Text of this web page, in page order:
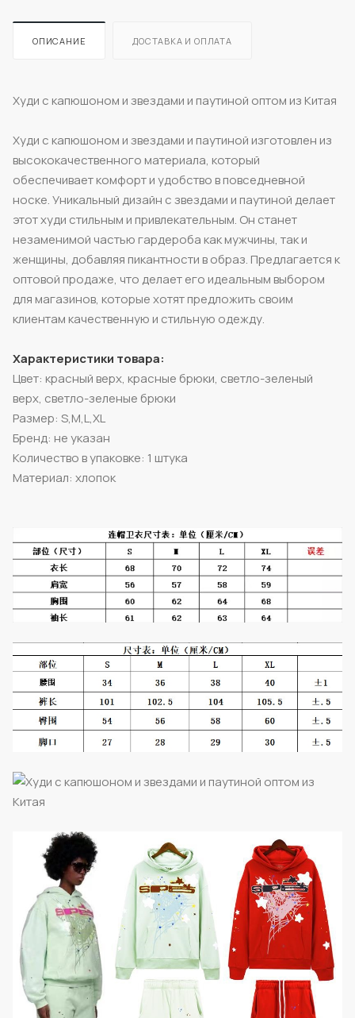
ОПИСАНИЕ ДОСТАВКА И ОПЛАТА
Худи с капюшоном и звездами и паутиной оптом из Китая
Худи с капюшоном и звездами и паутиной изготовлен из
высококачественного материала, который
обеспечивает комфорт и удобство в повседневной
носке. Уникальный дизайн с звездами и паутиной делает
этот худи стильным и привлекательным. Он станет
незаменимой частью гардероба как мужчины, так и
женщины, добавляя пикантности в образ. Предлагается к
оптовой продаже, что делает его идеальным выбором
для магазинов, которые хотят предложить своим
клиентам качественную и стильную одежду.
Характеристики товара:
Цвет: красный верх, красные брюки, светло-зеленый
верх, светло-зеленые брюки
Размер: S,M,L,XL
Бренд: не указан
Количество в упаковке: 1 штука
Материал: хлопок